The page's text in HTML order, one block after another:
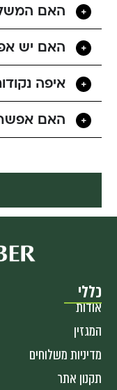
האם
האם יש
איפה
האם אפשר
כללי
אודות
המגזין
מדיניות משלוחים
תקנון אתר